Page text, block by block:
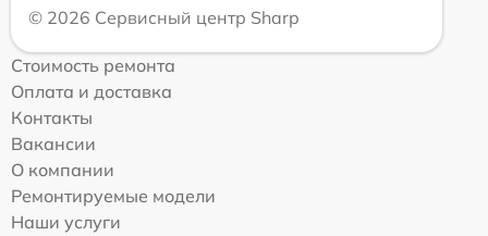
© 2026 Сервисный центр Sharp
Стоимость ремонта
Оплата и доставка
Контакты
Вакансии
О компании
Ремонтируемые модели
Наши услуги